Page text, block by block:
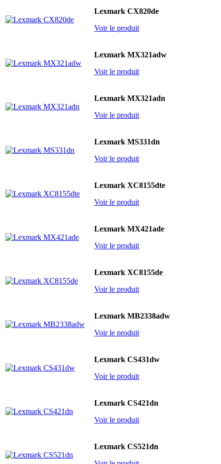
Lexmark CX820de
Voir le produit
Lexmark MX321adw
Voir le produit
Lexmark MX321adn
Voir le produit
Lexmark MS331dn
Voir le produit
Lexmark XC8155dte
Voir le produit
Lexmark MX421ade
Voir le produit
Lexmark XC8155de
Voir le produit
Lexmark MB2338adw
Voir le produit
Lexmark CS431dw
Voir le produit
Lexmark CS421dn
Voir le produit
Lexmark CS521dn